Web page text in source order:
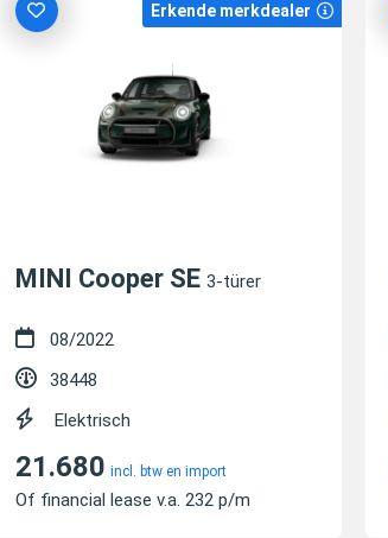
Erkende merkdealer
MINI Cooper SE 3-türer
08/2022
38448
Elektrisch
21.680 incl. btw en import
Of financial lease v.a. 232 p/m